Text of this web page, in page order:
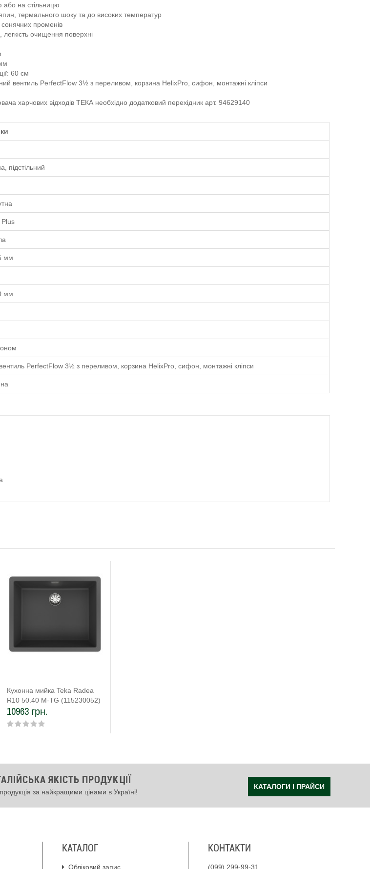
або на стільницю
термального шоку та до високих температур
сонячних променів
легкість очищення поверхні
60 см
вентиль PerfectFlow 3½ з переливом, корзина HelixPro, сифон, монтажні кліпси
харчових відходів ТЕКА необхідно додатковий перехідник арт. 94629140
підстільний
Plus
мм
мм
PerfectFlow 3½ з переливом, корзина HelixPro, сифон, монтажні кліпси
Кухонна мийка Teka Radea
R10 50.40 M-TG (115230052)
графіт
10963 грн.
ЯКІСТЬ ПРОДУКЦІЇ
за найкращими цінами в Україні!
КАТАЛОГИ І ПРАЙСИ
КАТАЛОГ
Обліковий запис
КОНТАКТИ
(099) 299-99-31